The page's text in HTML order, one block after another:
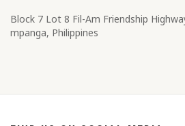
Block 7 Lot 8​ Fil-Am Friendship
mpanga, Philippines